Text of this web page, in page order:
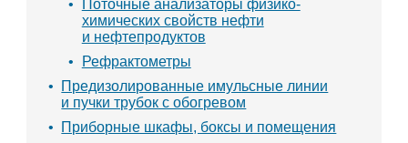
Поточные анализаторы физико-
химических свойств нефти
и нефтепродуктов
Рефрактометры
Предизолированные имульсные линии
и пучки трубок с обогревом
Приборные шкафы, боксы и помещения